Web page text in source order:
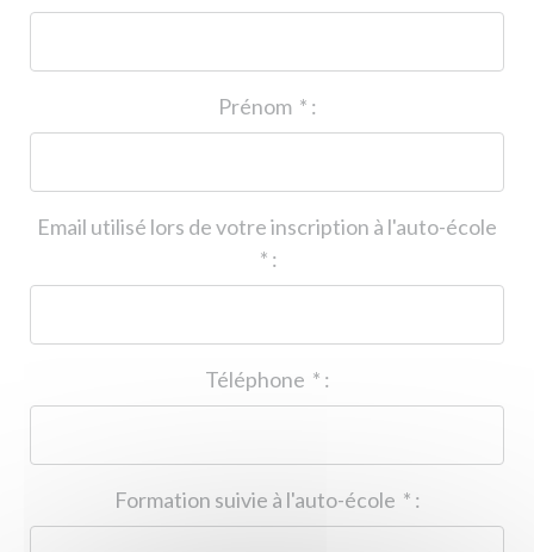
* :
Email utilisé lors de votre inscription à l'auto-école
* :
* :
* :